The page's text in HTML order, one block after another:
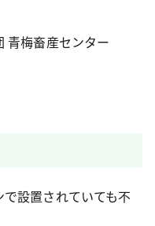
青梅畜産センター
設置されていても不